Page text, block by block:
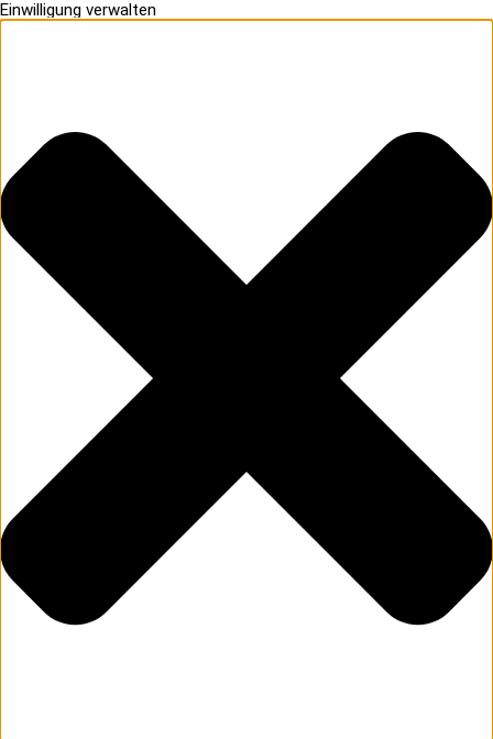
Einwilligung verwalten